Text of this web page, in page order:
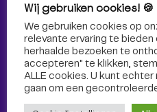
Volg Omroep Tilburg niet
media!
Wij gebruiken cookies! 🍪
We gebruiken cookies op
relevante ervaring te bieden
herhaalde bezoeken te
accepteren" te klikken,
ALLE cookies. U kunt
gaan om een